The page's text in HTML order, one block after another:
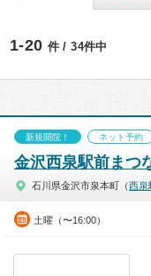
1-20 件 / 34件中
新規開院！ ネット予約
金沢西泉駅前まつ
石川県金沢市泉本町（西泉
土曜（〜16:00）